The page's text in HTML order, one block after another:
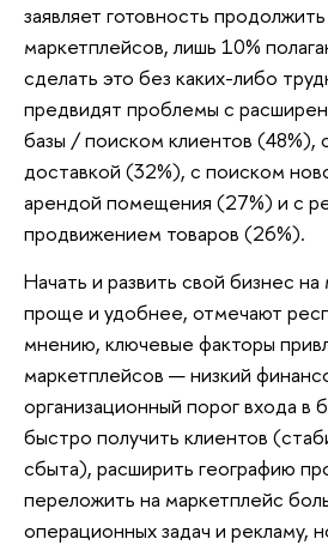
заявляет готовность
маркетплейсов, лишь 10%
сделать это без каких-либо
предвидят проблемы с
базы / поиском клиентов (48%),
доставкой (32%), с поиском
арендой помещения (27%) и с
продвижением товаров (26%).
Начать и развить свой бизнес
проще и удобнее, отмечают
мнению, ключевые факторы
маркетплейсов — низкий
организационный порог входа в
быстро получить клиентов
сбыта), расширить географию
переложить на маркетплейс
операционных задач и рекламу,